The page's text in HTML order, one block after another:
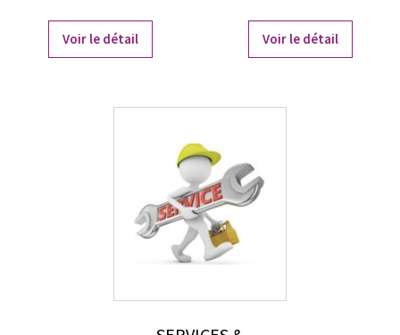
Voir le détail Voir le détail